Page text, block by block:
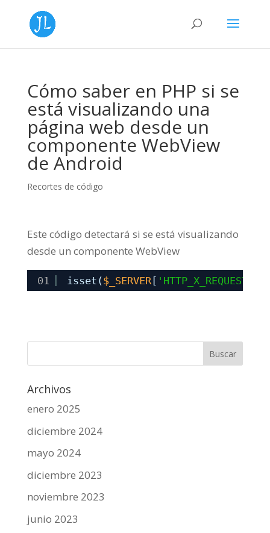
Cómo saber en PHP si se
está visualizando una
página web desde un
componente WebView
de Android
Recortes de código
Este código detectará si se está visualizando
desde un componente WebView
01 isset( $_SERVER[
Archivos
enero 2025
diciembre 2024
mayo 2024
diciembre 2023
noviembre 2023
junio 2023